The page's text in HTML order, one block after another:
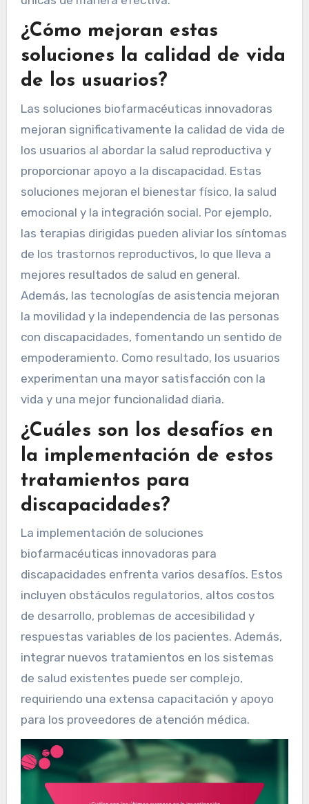
¿Cómo mejoran estas
soluciones la calidad de vida
de los usuarios?
Las soluciones biofarmacéuticas innovadoras
mejoran significativamente la calidad de vida de
los usuarios al abordar la salud reproductiva y
proporcionar apoyo a la discapacidad. Estas
soluciones mejoran el bienestar físico, la salud
emocional y la integración social. Por ejemplo,
las terapias dirigidas pueden aliviar los síntomas
de los trastornos reproductivos, lo que lleva a
mejores resultados de salud en general.
Además, las tecnologías de asistencia mejoran
la movilidad y la independencia de las personas
con discapacidades, fomentando un sentido de
empoderamiento. Como resultado, los usuarios
experimentan una mayor satisfacción con la
vida y una mejor funcionalidad diaria.
¿Cuáles son los desafíos en
la implementación de estos
tratamientos para
discapacidades?
La implementación de soluciones
biofarmacéuticas innovadoras para
discapacidades enfrenta varios desafíos. Estos
incluyen obstáculos regulatorios, altos costos
de desarrollo, problemas de accesibilidad y
respuestas variables de los pacientes. Además,
integrar nuevos tratamientos en los sistemas
de salud existentes puede ser complejo,
requiriendo una extensa capacitación y apoyo
para los proveedores de atención médica.